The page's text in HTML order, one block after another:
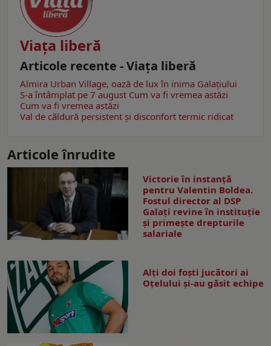
Viaţa liberă
Articole recente - Viaţa liberă
Almira Urban Village, oază de lux în inima Galațiului
S-a întâmplat pe 7 august Cum va fi vremea astăzi
Cum va fi vremea astăzi
Val de căldură persistent și disconfort termic ridicat
Articole înrudite
Victorie în instanță
pentru Valentin Boldea.
Fostul director al DSP
Galați revine în instituție
și primește drepturile
salariale
Alți doi foști jucători ai
Oțelului și-au găsit echipe